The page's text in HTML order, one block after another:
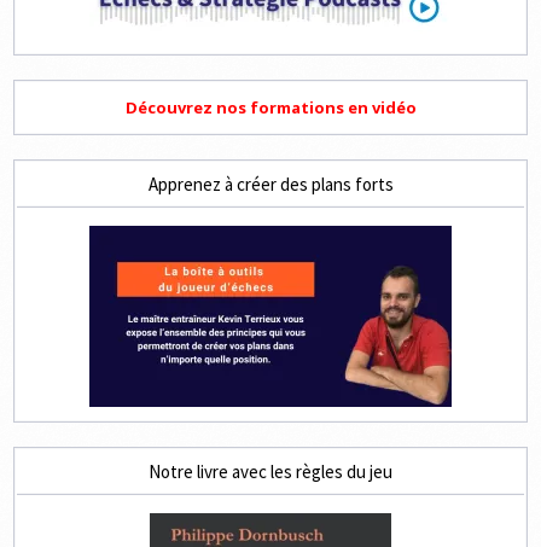
Découvrez nos formations en vidéo
Apprenez à créer des plans forts
Notre livre avec les règles du jeu